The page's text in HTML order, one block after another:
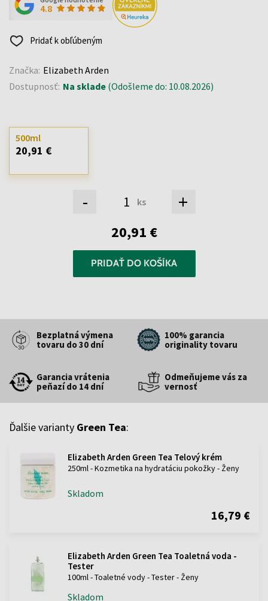
4.8
Pridať k obľúbeným
Značka: Elizabeth Arden
Dostupnosť: Na sklade (Odošleme do: 10.08.2026)
- ks +
500ml
20,91 €
20,91 €
PRIDAŤ DO KOŠÍKA
Bezplatná výmena
tovaru do 30 dní
100% garancia
originality tovaru
Garancia vrátenia
peňazí do 14 dní
Odmeňujeme vás za
vernosť
Ďalšie varianty Green Tea:
Elizabeth Arden Green Tea Telový krém
250ml - Kozmetika na hydratáciu pokožky - Ženy
Skladom
16,79 €
Elizabeth Arden Green Tea Toaletná voda -
Tester
100ml - Toaletné vody - Tester - Ženy
Skladom